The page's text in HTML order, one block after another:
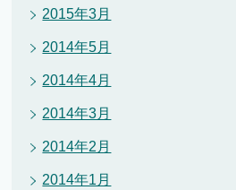
2015年3月
2014年5月
2014年4月
2014年3月
2014年2月
2014年1月